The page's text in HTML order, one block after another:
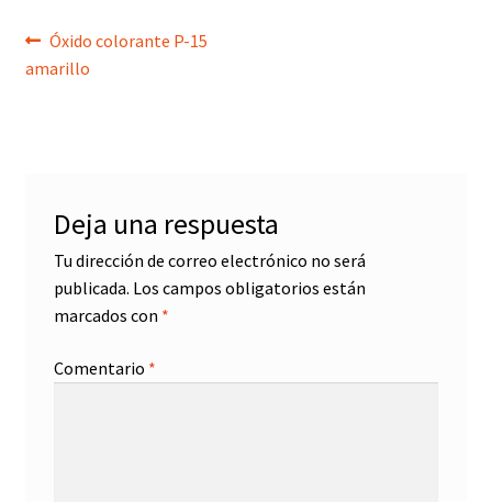
Navegación
de
Anterior:
Óxido colorante P-15
amarillo
Deja una respuesta
Tu dirección de correo electrónico no será
publicada. Los campos obligatorios están
marcados con *
Comentario *